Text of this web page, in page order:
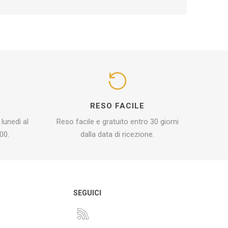
al
RESO FACILE
Reso facile e gratuito entro 30 giorni
dalla data di ricezione.
SEGUICI